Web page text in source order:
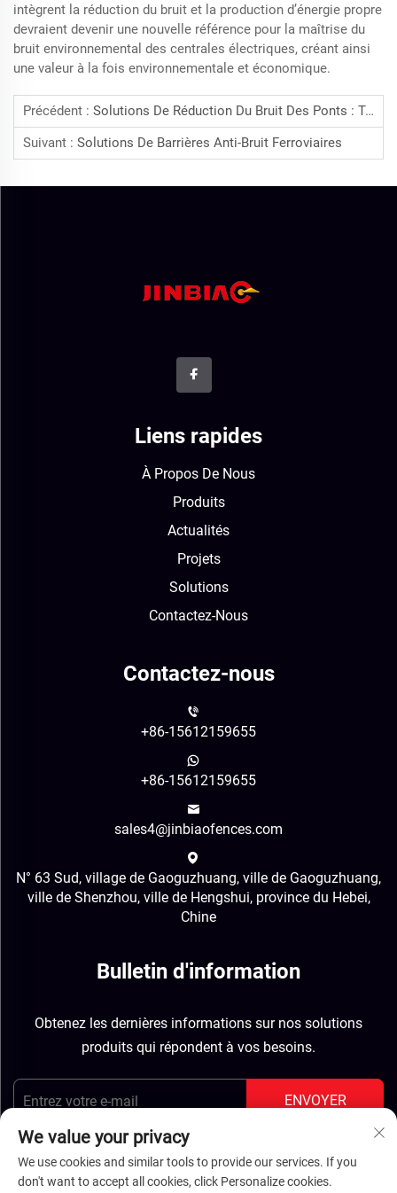
intègrent la réduction du bruit et la production d’énergie propre
devraient devenir une nouvelle référence pour la maîtrise du
bruit environnemental des centrales électriques, créant ainsi
une valeur à la fois environnementale et économique.
Précédent : Solutions De Réduction Du Bruit Des Ponts : Types, Matériaux Et Applications
Suivant : Solutions De Barrières Anti-Bruit Ferroviaires
Liens rapides
À Propos De Nous
Produits
Actualités
Projets
Solutions
Contactez-Nous
Contactez-nous
+86-15612159655
+86-15612159655
sales4@jinbiaofences.com
N° 63 Sud, village de Gaoguzhuang, ville de Gaoguzhuang,
ville de Shenzhou, ville de Hengshui, province du Hebei,
Chine
Bulletin d'information
Obtenez les dernières informations sur nos solutions
produits qui répondent à vos besoins.
ENVOYER
We value your privacy
We use cookies and similar tools to provide our services. If you
don't want to accept all cookies, click Personalize cookies.